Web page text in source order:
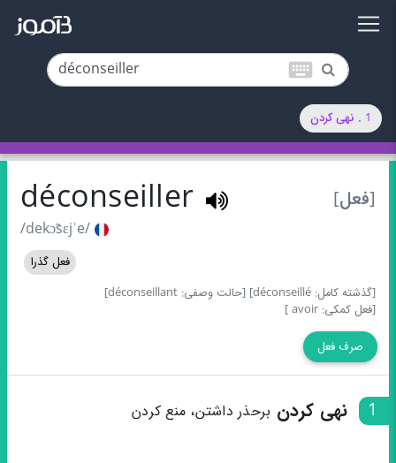
keyboard
1 . نهی کردن
[فعل] déconseiller
/dekɔ̃sɛjˈe/
فعل گذرا
[گذشته کامل: déconseillé]
[حالت وصفی: déconseillant]
[فعل کمکی: avoir ]
صرف فعل
1 نهی کردن برحذر داشتن، منع کردن